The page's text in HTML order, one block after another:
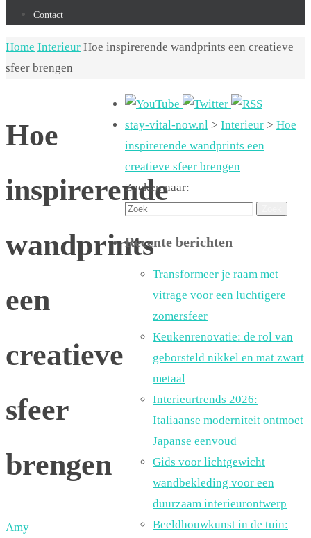
Contact
Home Interieur Hoe inspirerende wandprints een creatieve
sfeer brengen
Hoe
inspirerende
wandprints
een
creatieve
sfeer
brengen
Amy
stay-vital-now.nl > Interieur > Hoe
inspirerende wandprints een
creatieve sfeer brengen
Zoeken naar:
Recente berichten
Transformeer je raam met
vitrage voor een luchtigere
zomersfeer
Keukenrenovatie: de rol van
geborsteld nikkel en mat zwart
metaal
Interieurtrends 2026:
Italiaanse moderniteit ontmoet
Japanse eenvoud
Gids voor lichtgewicht
wandbekleding voor een
duurzaam interieurontwerp
Beeldhouwkunst in de tuin: